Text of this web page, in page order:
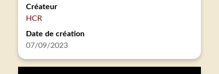
Créateur
HCR
Date de création
07/09/2023